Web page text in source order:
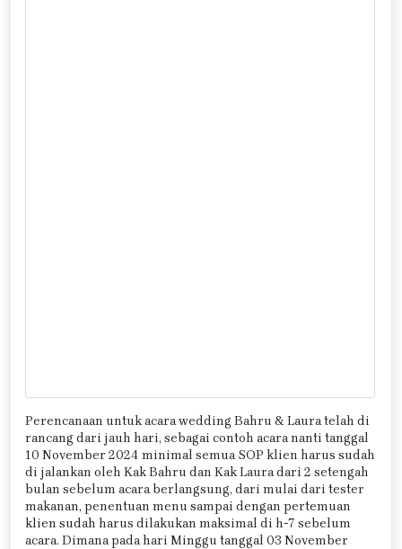
Perencanaan untuk acara wedding Bahru & Laura telah di
rancang dari jauh hari, sebagai contoh acara nanti tanggal
10 November 2024 minimal semua SOP klien harus sudah
di jalankan oleh Kak Bahru dan Kak Laura dari 2 setengah
bulan sebelum acara berlangsung, dari mulai dari tester
makanan, penentuan menu sampai dengan pertemuan
klien sudah harus dilakukan maksimal di h-7 sebelum
acara. Dimana pada hari Minggu tanggal 03 November